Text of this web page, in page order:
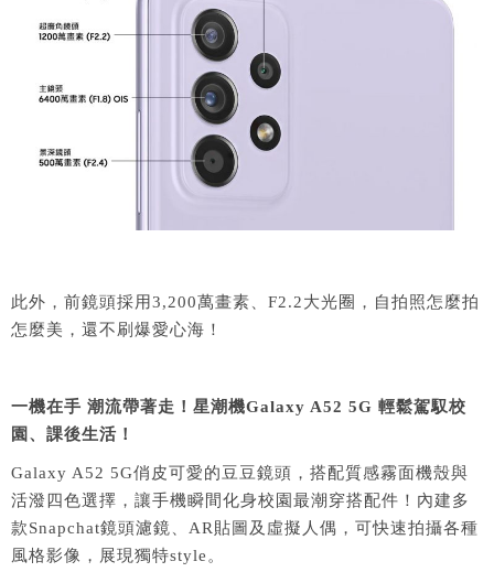
此外，前鏡頭採用3,200萬畫素、F2.2大光圈，自拍照怎麼拍
怎麼美，還不刷爆愛心海！
一機在手 潮流帶著走！星潮機Galaxy A52 5G 輕鬆駕馭校
園、課後生活！
Galaxy A52 5G俏皮可愛的豆豆鏡頭，搭配質感霧面機殼與
活潑四色選擇，讓手機瞬間化身校園最潮穿搭配件！內建多
款Snapchat鏡頭濾鏡、AR貼圖及虛擬人偶，可快速拍攝各種
風格影像，展現獨特style。